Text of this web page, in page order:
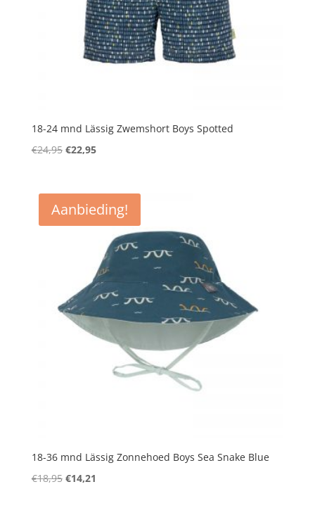
18-24 mnd Lässig Zwemshort Boys Spotted
€24,95 Oorspronkelijke
€24,95.
€22,95Huidige
€22,95.
Aanbieding!
18-36 mnd Lässig Zonnehoed Boys Sea Snake Blue
€18,95 Oorspronkelijke
€14,21